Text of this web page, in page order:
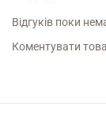
Відгуків поки
Коментувати